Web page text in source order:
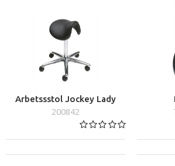
erbjuder vi ett brett sortiment av
välrenommerade varumärken.
utvalda för att passa olika
tillbehör som gör arbetsdagen
Vi är frisörgrossisten som
Arbetssstol Jockey Lady
200842